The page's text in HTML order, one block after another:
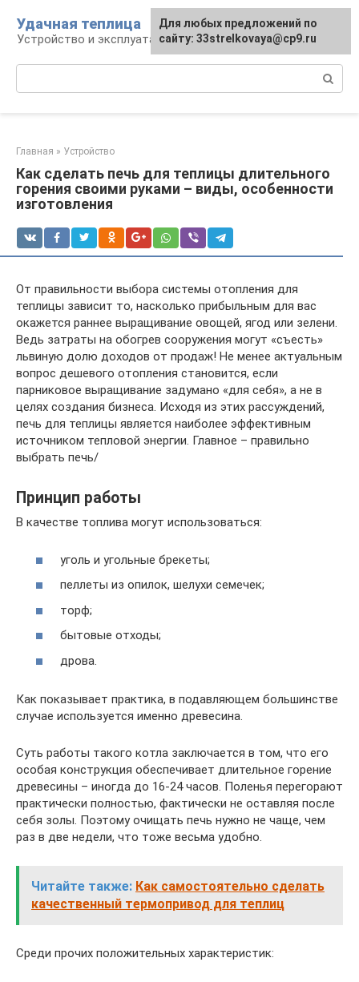
контенту
Удачная теплица
Устройство и эксплуатация теплиц
Главная » Устройство
Как сделать печь для теплицы длительного
горения своими руками – виды, особенности
изготовления
От правильности выбора системы отопления для
теплицы зависит то, насколько прибыльным для вас
окажется раннее выращивание овощей, ягод или зелени.
Ведь затраты на обогрев сооружения могут «съесть»
львиную долю доходов от продаж! Не менее актуальным
вопрос дешевого отопления становится, если
парниковое выращивание задумано «для себя», а не в
целях создания бизнеса. Исходя из этих рассуждений,
печь для теплицы является наиболее эффективным
источником тепловой энергии. Главное – правильно
выбрать печь/
Принцип работы
В качестве топлива могут использоваться:
уголь и угольные брекеты;
пеллеты из опилок, шелухи семечек;
торф;
бытовые отходы;
дрова.
Как показывает практика, в подавляющем большинстве
случае используется именно древесина.
Суть работы такого котла заключается в том, что его
особая конструкция обеспечивает длительное горение
древесины – иногда до 16-24 часов. Поленья перегорают
практически полностью, фактически не оставляя после
себя золы. Поэтому очищать печь нужно не чаще, чем
раз в две недели, что тоже весьма удобно.
Читайте также: Как самостоятельно сделать
качественный термопривод для теплиц
Среди прочих положительных характеристик:
Для любых предложений по
сайту: 33strelkovaya@cp9.ru